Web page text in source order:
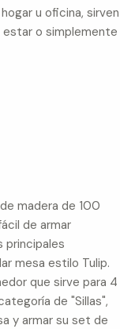
u oficina, sirven
o simplemente
madera de 100
de armar
principales
mesa estilo Tulip.
que sirve para 4
de "Sillas",
y armar su set de